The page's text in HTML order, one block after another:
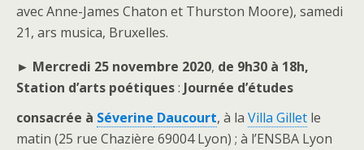
avec Anne-James Chaton et Thurston Moore), samedi
21, ars musica, Bruxelles.
► Mercredi 25 novembre 2020, de 9h30 à 18h,
Station d’arts poétiques: Journée d’études
consacrée à Séverine Daucourt, à la Villa Gillet le
matin (25 rue Chazière 69004 Lyon) ; à l’ENSBA Lyon